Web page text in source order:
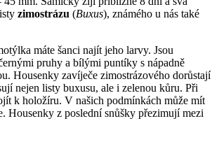
zimostrázu (Buxus), známého u nás také
máte šanci najít jeho larvy. Jsou
pruhy a bílými puntíky s nápadně
Housenky zavíječe zimostrázového dorůstají
nejen listy buxusu, ale i zelenou kůru. Při
k holožíru. V našich podmínkách může mít
Housenky z poslední snůšky přezimují mezi